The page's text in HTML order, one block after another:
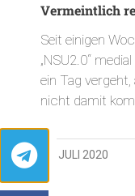
Vermeintlich
Seit einigen
„NSU2.0“
ein Tag
nicht damit
27. JULI 2020